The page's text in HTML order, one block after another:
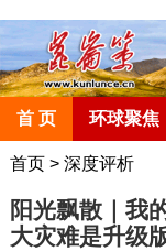
首 页 环球聚焦
首页> 深度评析
阳光飘散｜我
大灾难是升级